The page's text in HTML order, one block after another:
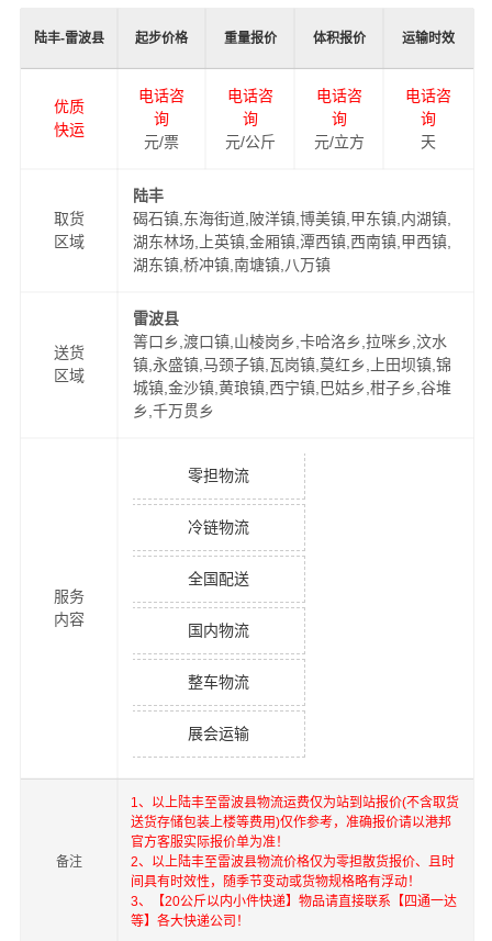
陆丰-雷波县 起步价格 重量报价 体积报价 运输时效
优质
快运
电话咨
询
元/票
电话咨
询
元/公斤
电话咨
询
元/立方
电话咨
询
天
取货
区域
陆丰
碣石镇,东海街道,陂洋镇,博美镇,甲东镇,内湖镇,
湖东林场,上英镇,金厢镇,潭西镇,西南镇,甲西镇,
湖东镇,桥冲镇,南塘镇,八万镇
送货
区域
雷波县
箐口乡,渡口镇,山棱岗乡,卡哈洛乡,拉咪乡,汶水
镇,永盛镇,马颈子镇,瓦岗镇,莫红乡,上田坝镇,锦
城镇,金沙镇,黄琅镇,西宁镇,巴姑乡,柑子乡,谷堆
乡,千万贯乡
服务
内容
零担物流
冷链物流
全国配送
国内物流
整车物流
展会运输
备注
1、以上陆丰至雷波县物流运费仅为站到站报价(不含取货
送货存储包装上楼等费用)仅作参考，准确报价请以港邦
官方客服实际报价单为准！
2、以上陆丰至雷波县物流价格仅为零担散货报价、且时
间具有时效性，随季节变动或货物规格略有浮动！
3、【20公斤以内小件快递】物品请直接联系【四通一达
等】各大快递公司！